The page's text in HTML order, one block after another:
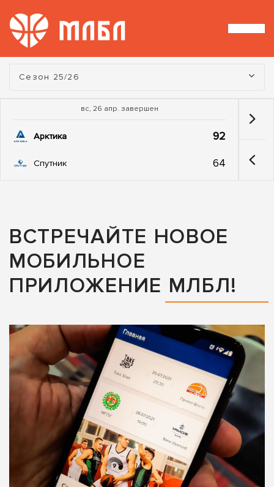
Турнир:
Сезон 25/26
вс, 26 апр. завершен
Арктика 92
Спутник 64
ВСТРЕЧАЙТЕ НОВОЕ
МОБИЛЬНОЕ
ПРИЛОЖЕНИЕ МЛБЛ!